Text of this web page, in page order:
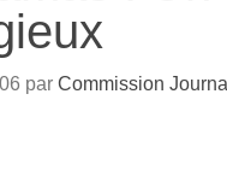
par Commission Journal